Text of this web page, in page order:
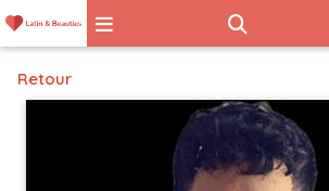
Retour